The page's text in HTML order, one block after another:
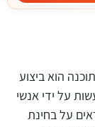
הוא ביצוע
על ידי אנשי
על בחינת